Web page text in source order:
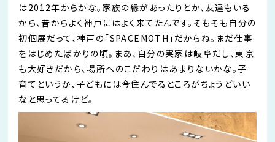
は2012年からかな。家族の縁が あったりとか、友達もいる
から、昔からよく神戸にはよく 来てたんです。そもそも自分の
初個展だって、神戸の「SPACEMOTH 」だからね。まだ仕事
をはじめたばかりの頃。まあ、自分の実家は岐阜だし、東京
も大好きだから、場所へのこだわりはあまりないかな。子
育てというか、子どもには今住んでる ところがちょうどいい
なと思ってるけど。